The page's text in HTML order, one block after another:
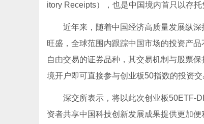
itory Receipts），也是中国境内首只以存托
近年来，随着中国经济高质量发展纵
旺盛，全球范围内跟踪中国市场的投资产
自由交易的证券品种，其交易机制与股票
境开户即可直接参与创业板50指数的投资
深交所表示，将以此次创业板50ETF-
资者共享中国科技创新发展成果提供更加便